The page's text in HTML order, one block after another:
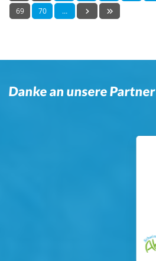
69
70 …
Danke an unsere Partner